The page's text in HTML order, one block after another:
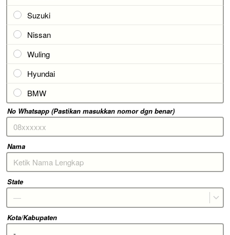
Suzuki
Nissan
Wuling
Hyundai
BMW
No Whatsapp (Pastikan masukkan nomor dgn benar)
Nama
State
—
Kota/Kabupaten